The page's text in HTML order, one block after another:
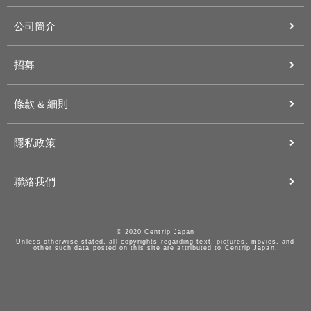
公司簡介
招募
條款 & 細則
隱私政策
聯絡我們
© 2020 Centrip Japan
Unless otherwise stated, all copyrights regarding text, pictures, movies, and
other such data posted on this site are attributed to Centrip Japan.